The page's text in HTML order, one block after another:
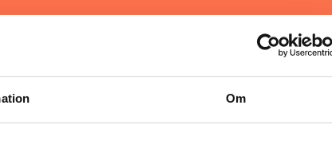
Om
nyheter och snackisar inom
är ett affärsmagasin för ägare